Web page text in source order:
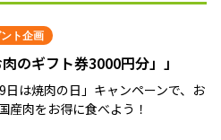
ト企画
肉のギフト券3000円分」」
日は焼肉の日」キャンペーンで、お
産肉をお得に食べよう！